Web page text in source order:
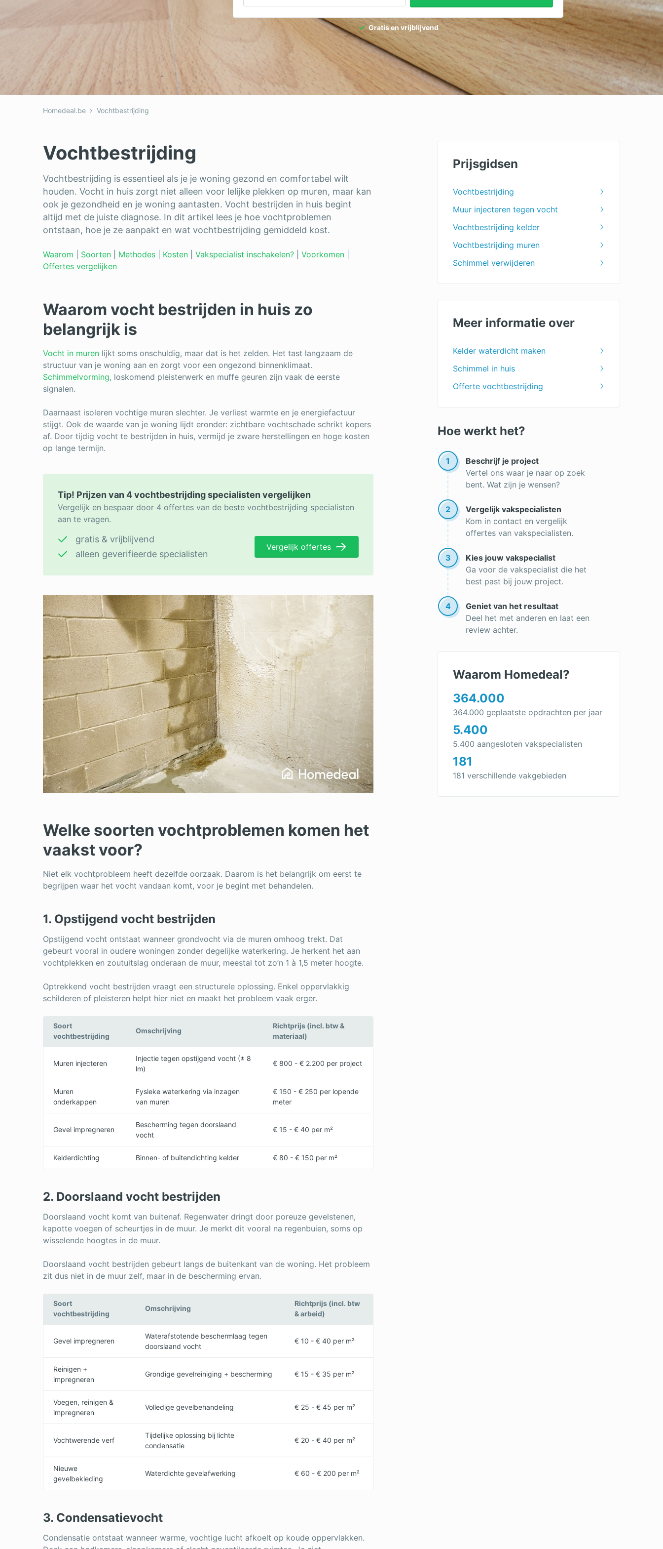
Gratis en vrijblijvend
Homedeal.be Vochtbestrijding
Vochtbestrijding
Vochtbestrijding is essentieel als je je woning gezond en comfortabel wilt
houden. Vocht in huis zorgt niet alleen voor lelijke plekken op muren, maar kan
ook je gezondheid en je woning aantasten. Vocht bestrijden in huis begint
altijd met de juiste diagnose. In dit artikel lees je hoe vochtproblemen
ontstaan, hoe je ze aanpakt en wat vochtbestrijding gemiddeld kost.
Waarom Soorten Methodes Kosten Vakspecialist inschakelen? Voorkomen
Offertes vergelijken
Waarom vocht bestrijden in huis zo
belangrijk is
Vocht in muren lijkt soms onschuldig, maar dat is het zelden. Het tast langzaam de
structuur van je woning aan en zorgt voor een ongezond binnenklimaat.
Schimmelvorming, loskomend pleisterwerk en muffe geuren zijn vaak de eerste
signalen.
Daarnaast isoleren vochtige muren slechter. Je verliest warmte en je energiefactuur
stijgt. Ook de waarde van je woning lijdt eronder: zichtbare vochtschade schrikt kopers
af. Door tijdig vocht te bestrijden in huis, vermijd je zware herstellingen en hoge kosten
op lange termijn.
Tip! Prijzen van 4 vochtbestrijding specialisten vergelijken
Vergelijk en bespaar door 4 offertes van de beste vochtbestrijding specialisten
aan te vragen.
gratis & vrijblijvend
alleen geverifieerde specialisten
Vergelijk offertes
Welke soorten vochtproblemen komen het
vaakst voor?
Niet elk vochtprobleem heeft dezelfde oorzaak. Daarom is het belangrijk om eerst te
begrijpen waar het vocht vandaan komt, voor je begint met behandelen.
1. Opstijgend vocht bestrijden
Opstijgend vocht ontstaat wanneer grondvocht via de muren omhoog trekt. Dat
gebeurt vooral in oudere woningen zonder degelijke waterkering. Je herkent het aan
vochtplekken en zoutuitslag onderaan de muur, meestal tot zo’n 1 à 1,5 meter hoogte.
Optrekkend vocht bestrijden vraagt een structurele oplossing. Enkel oppervlakkig
schilderen of pleisteren helpt hier niet en maakt het probleem vaak erger.
Soort
vochtbestrijding
Omschrijving
Richtprijs (incl. btw &
materiaal)
Muren injecteren
Injectie tegen opstijgend vocht (± 8
lm)
€ 800 - € 2.200 per project
Muren
onderkappen
Fysieke waterkering via inzagen
van muren
€ 150 - € 250 per lopende
meter
Gevel impregneren
Bescherming tegen doorslaand
vocht
€ 15 - € 40 per m²
Kelderdichting Binnen- of buitendichting kelder € 80 - € 150 per m²
2. Doorslaand vocht bestrijden
Doorslaand vocht komt van buitenaf. Regenwater dringt door poreuze gevelstenen,
kapotte voegen of scheurtjes in de muur. Je merkt dit vooral na regenbuien, soms op
wisselende hoogtes in de muur.
Doorslaand vocht bestrijden gebeurt langs de buitenkant van de woning. Het probleem
zit dus niet in de muur zelf, maar in de bescherming ervan.
Soort
vochtbestrijding
Omschrijving
Richtprijs (incl. btw
& arbeid)
Gevel impregneren
Waterafstotende beschermlaag tegen
doorslaand vocht
€ 10 - € 40 per m²
Reinigen +
impregneren
Grondige gevelreiniging + bescherming € 15 - € 35 per m²
Voegen, reinigen &
impregneren
Volledige gevelbehandeling € 25 - € 45 per m²
Vochtwerende verf
Tijdelijke oplossing bij lichte
condensatie
€ 20 - € 40 per m²
Nieuwe
gevelbekleding
Waterdichte gevelafwerking € 60 - € 200 per m²
3. Condensatievocht
Condensatie ontstaat wanneer warme, vochtige lucht afkoelt op koude oppervlakken.
Prijsgidsen
Vochtbestrijding
Muur injecteren tegen vocht
Vochtbestrijding kelder
Vochtbestrijding muren
Schimmel verwijderen
Meer informatie over
Kelder waterdicht maken
Schimmel in huis
Offerte vochtbestrijding
Hoe werkt het?
1
Beschrijf je project
Vertel ons waar je naar op zoek
bent. Wat zijn je wensen?
2
Vergelijk vakspecialisten
Kom in contact en vergelijk
offertes van vakspecialisten.
3
Kies jouw vakspecialist
Ga voor de vakspecialist die het
best past bij jouw project.
4
Geniet van het resultaat
Deel het met anderen en laat een
review achter.
Waarom Homedeal?
364.000
364.000 geplaatste opdrachten per jaar
5.400
5.400 aangesloten vakspecialisten
181
181 verschillende vakgebieden